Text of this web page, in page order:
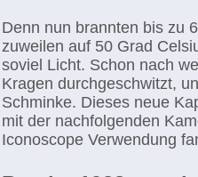
Denn nun brannten bis zu
zuweilen auf 50 Grad
soviel Licht. Schon nach
Kragen durchgeschwitzt,
Schminke. Dieses neue
mit der nachfolgenden
Iconoscope Verwendung